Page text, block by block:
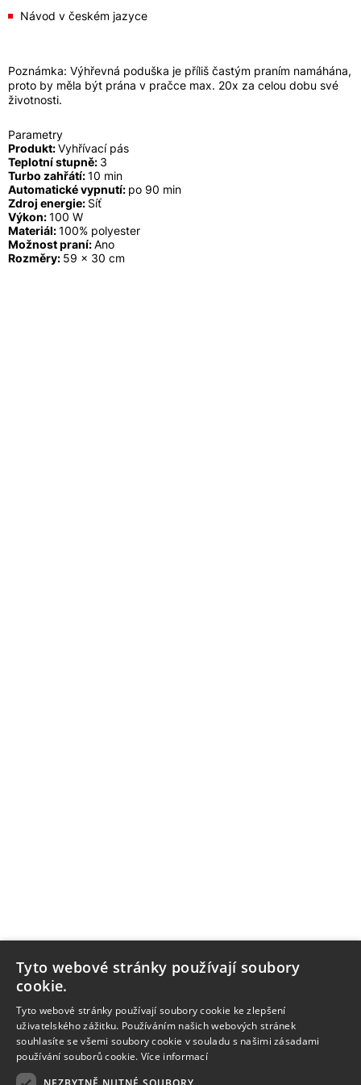
Návod v českém jazyce
Poznámka: Výhřevná poduška je příliš častým praním namáhána,
proto by měla být prána v pračce max. 20x za celou dobu své
životnosti.
Parametry
Produkt:Vyhřívací pás
Teplotní stupně: 3
Turbo zahřátí:10 min
Automatické vypnutí: po 90 min
Zdroj energie: Síť
Výkon:100 W
Materiál:100% polyester
Možnost praní:Ano
Rozměry: 59 x 30 cm
Tyto webové stránky používají soubory
cookie.
Tyto webové stránky používají soubory cookie ke zlepšení
uživatelského zážitku. Používáním našich webových stránek
souhlasíte se všemi soubory cookie v souladu s našimi zásadami
používání souborů cookie. Více informací